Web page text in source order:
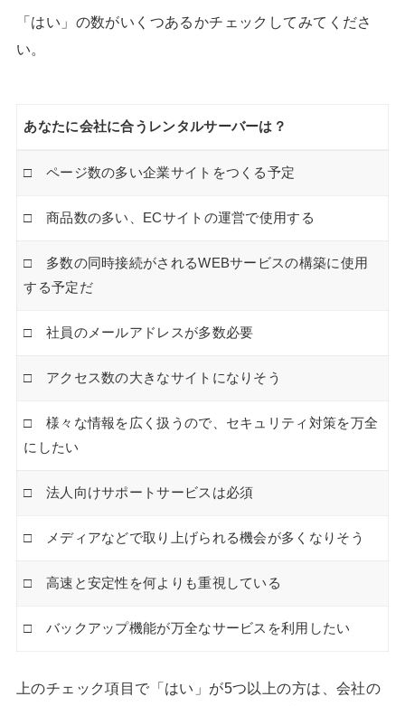
「はい」の数がいくつあるかチェックしてみてくださ
い。
あなたに会社に合うレンタルサーバーは？
□ ページ数の多い企業サイトをつくる予定
□ 商品数の多い、ECサイトの運営で使用する
□ 多数の同時接続がされるWEBサービスの構築に使用
する予定だ
□ 社員のメールアドレスが多数必要
□ アクセス数の大きなサイトになりそう
□ 様々な情報を広く扱うので、セキュリティ対策を万全
にしたい
□ 法人向けサポートサービスは必須
□ メディアなどで取り上げられる機会が多くなりそう
□ 高速と安定性を何よりも重視している
□ バックアップ機能が万全なサービスを利用したい
上のチェック項目で「はい」が5つ以上の方は、会社の